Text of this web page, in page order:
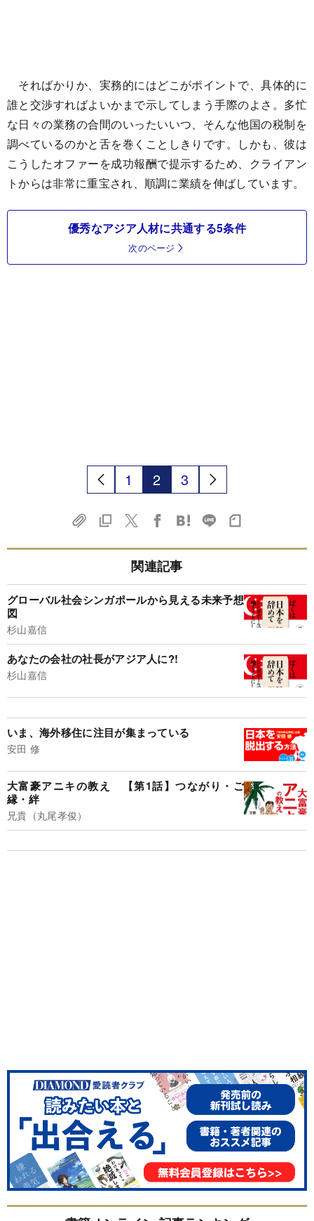
そればかりか、実務的にはどこがポイントで、具体的に
誰と交渉すればよいかまで示してしまう手際のよさ。多忙
な日々の業務の合間のいったいいつ、そんな他国の税制を
調べているのかと舌を巻くことしきりです。しかも、彼は
こうしたオファーを成功報酬で提示するため、クライアン
トからは非常に重宝され、順調に業績を伸ばしています。
優秀なアジア人材に共通する5条件
次のページ
1 2 3
関連記事
グローバル社会シンガポールから見える未来予想
図
杉山嘉信
あなたの会社の社長がアジア人に?!
杉山嘉信
いま、海外移住に注目が集まっている
安田 修
大富豪アニキの教え 【第1話】つながり・ご
縁・絆
兄貴（丸尾孝俊）